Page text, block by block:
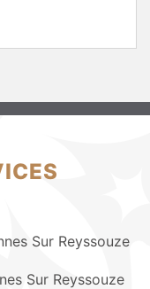
Sur Reyssouze
Sur Reyssouze